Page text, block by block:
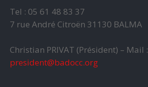
Tel : 05 61 48 83 37
7 rue André Citroën 31130 BALMA
Christian PRIVAT (Président) – Mail :
president@badocc.org